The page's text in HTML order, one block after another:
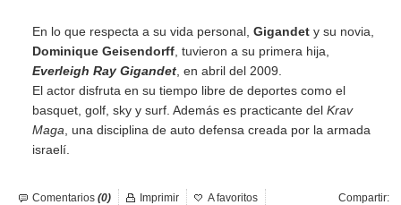
En lo que respecta a su vida personal, Gigandet y su novia,
Dominique Geisendorff , tuvieron a su primera hija,
Everleigh Ray Gigandet , en abril del 2009.
El actor disfruta en su tiempo libre de deportes como el
basquet, golf, sky y surf. Además es practicante del Krav
Maga , una disciplina de auto defensa creada por la armada
israelí.
Comentarios (0) Compartir:
Imprimir
A favoritos